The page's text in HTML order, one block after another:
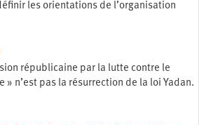
les orientations de l’organisation
républicaine par la lutte contre le
» n’est pas la résurrection de la loi Yadan.